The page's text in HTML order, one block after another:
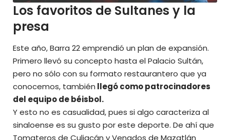
Los favoritos de Sultanes y la
presa
Este año, Barra 22 emprendió un plan de expansión.
Primero llevó su concepto hasta el Palacio Sultán,
pero no sólo con su formato restaurantero que ya
conocemos, también llegó como patrocinadores
del equipo de béisbol.
Y esto no es casualidad, pues si algo caracteriza al
sinaloense es su gusto por este deporte. De ahí que
Tomateros de Culiacán y Venados de Mazatlán